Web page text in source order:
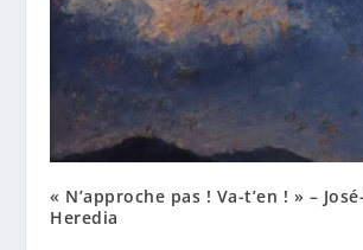
« N’approche pas ! Va-t’en ! » –
Heredia